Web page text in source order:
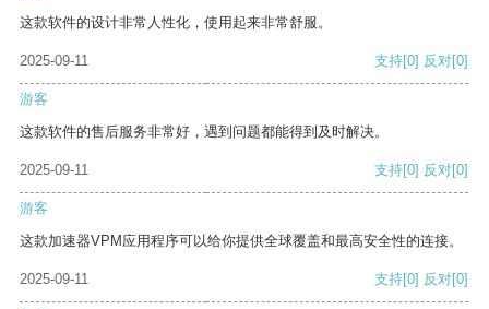
这款软件的设计非常人性化，使用起来非常舒服。
2025-09-11 支持[0] 反对[0]
游客
这款软件的售后服务非常好，遇到问题都能得到及时解决。
2025-09-11 支持[0] 反对[0]
游客
这款加速器VPM应用程序可以给你提供全球覆盖和最高安全性的连接。
2025-09-11 支持[0] 反对[0]